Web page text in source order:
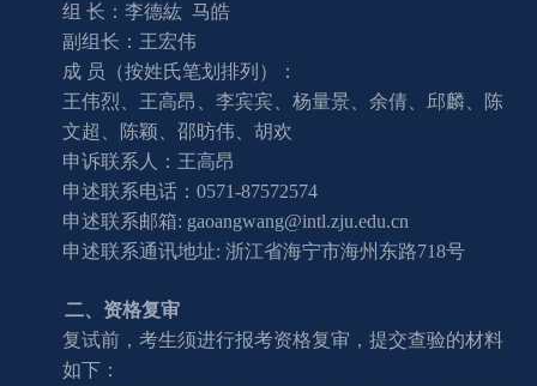
组 长：李德紘 马皓
副组长：王宏伟
成 员（按姓氏笔划排列）：
王伟烈、王高昂、李宾宾、杨量景、余倩、邱麟、陈
文超、陈颖、邵昉伟、胡欢
申诉联系人：王高昂
申述联系电话：0571-87572574
申述联系邮箱: gaoangwang@intl.zju.edu.cn
申述联系通讯地址: 浙江省海宁市海州东路718号
二、资格复审
复试前，考生须进行报考资格复审，提交查验的材料
如下：